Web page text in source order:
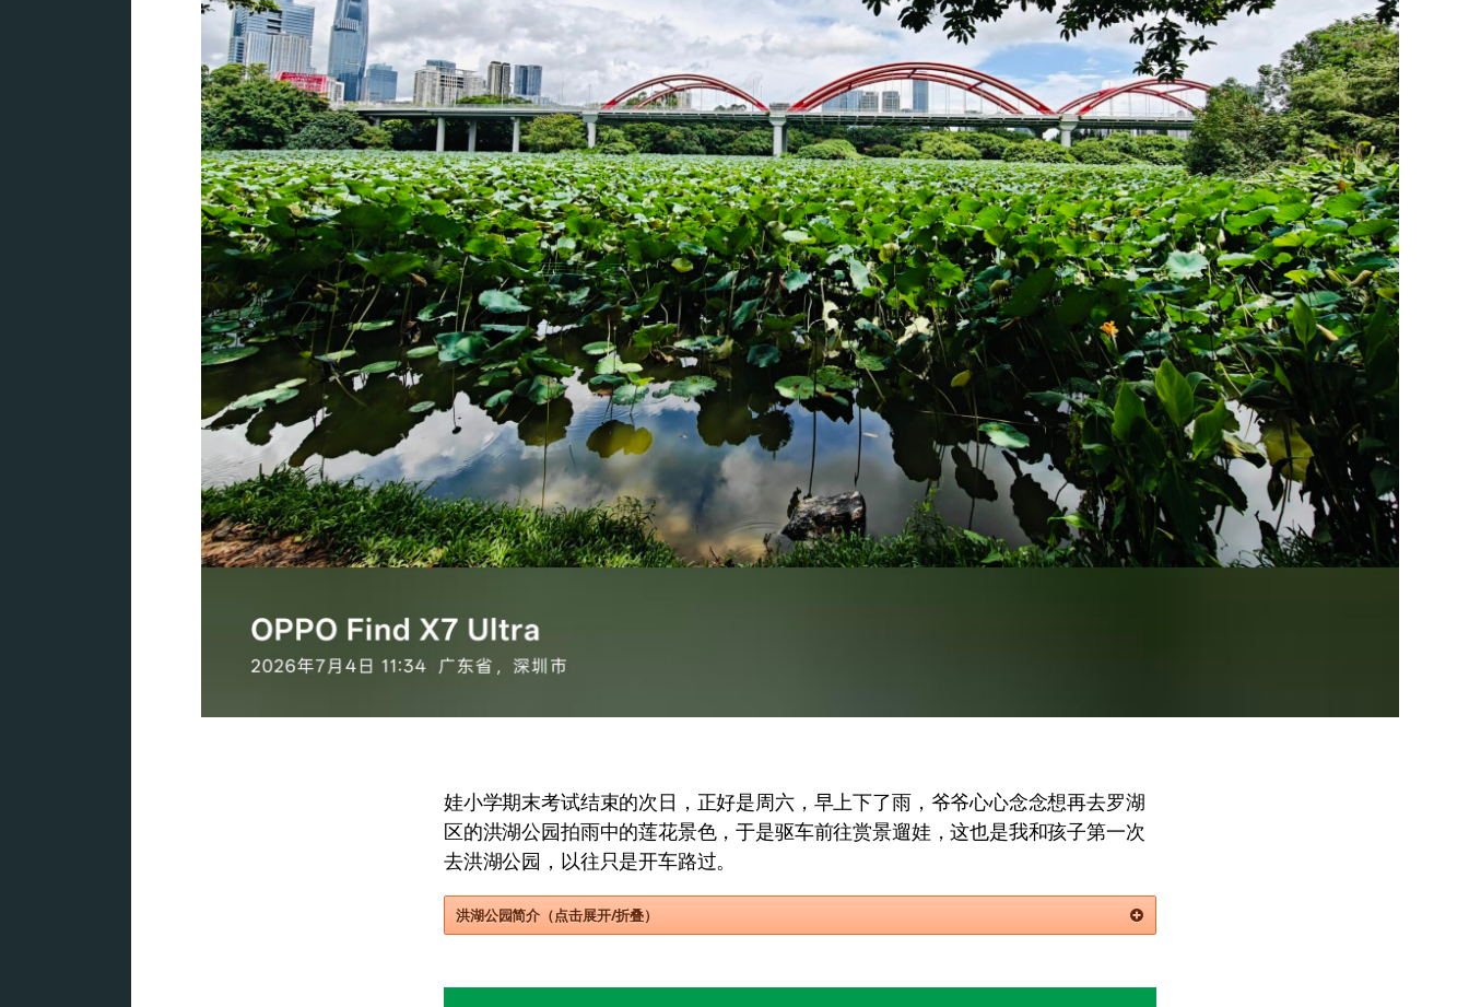
娃小学期末考试结束的次日，正好是周六，早上下了雨，爷爷心心念念想再去罗湖
区的洪湖公园拍雨中的莲花景色，于是驱车前往赏景遛娃，这也是我和孩子第一次
去洪湖公园，以往只是开车路过。
洪湖公园简介（点击展开/折叠）